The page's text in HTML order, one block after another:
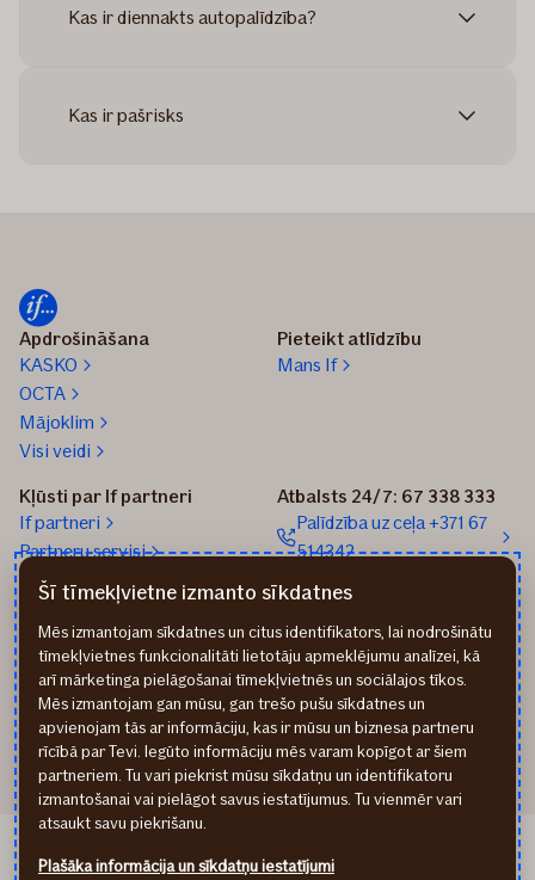
Kas ir diennakts autopalīdzība?
Kas ir pašrisks
Apdrošināšana
KASKO
OCTA
Mājoklim
Visi veidi
Pieteikt atlīdzību
Mans If
Kļūsti par If partneri
If partneri
Partneru servisi
If Online sistēma Eagle
Atbalsts 24/7: 67 338 333
Palīdzība uz ceļa +371 67
514342
Sūtīt e-pastu: info@if.lv
If Apdrošināšanas
izplatītāji
Pirmslīguma informācija
Rekvizīti
Šī tīmekļvietne izmanto sīkdatnes
Mēs izmantojam sīkdatnes un citus identifikators, lai nodrošinātu
tīmekļvietnes funkcionalitāti lietotāju apmeklējumu analīzei, kā
arī mārketinga pielāgošanai tīmekļvietnēs un sociālajos tīkos.
Mēs izmantojam gan mūsu, gan trešo pušu sīkdatnes un
apvienojam tās ar informāciju, kas ir mūsu un biznesa partneru
rīcībā par Tevi. Iegūto informāciju mēs varam kopīgot ar šiem
partneriem. Tu vari piekrist mūsu sīkdatņu un identifikatoru
izmantošanai vai pielāgot savus iestatījumus. Tu vienmēr vari
atsaukt savu piekrišanu.
Plašāka informācija un sīkdatņu iestatījumi